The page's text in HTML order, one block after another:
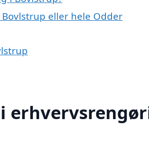
eller hele Odder